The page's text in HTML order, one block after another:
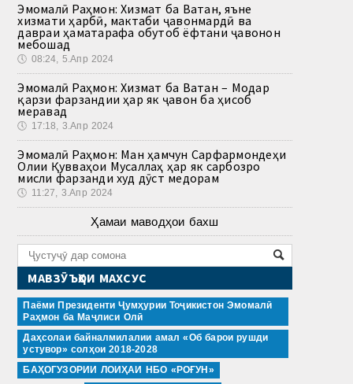
Эмомалӣ Раҳмон: Хизмат ба Ватан, яъне
хизмати ҳарбӣ, мактаби ҷавонмардӣ ва
давраи ҳаматарафа обутоб ёфтани ҷавонон
мебошад
🕔 08:24, 5.Апр 2024
Эмомалӣ Раҳмон: Хизмат ба Ватан – Модар
қарзи фарзандии ҳар як ҷавон ба ҳисоб
меравад
🕔 17:18, 3.Апр 2024
Эмомалӣ Раҳмон: Ман ҳамчун Сарфармондеҳи
Олии Қувваҳои Мусаллаҳ ҳар як сарбозро
мисли фарзанди худ дӯст медорам
🕔 11:27, 3.Апр 2024
Ҳамаи маводҳои бахш
МАВЗӮЪҲОИ МАХСУС
Паёми Президенти Ҷумҳурии Тоҷикистон Эмомалӣ
Раҳмон ба Маҷлиси Олӣ
Даҳсолаи байналмилалии амал «Об барои рушди
устувор» солҳои 2018-2028
БАҲОГУЗОРИИ ЛОИҲАИ НБО «РОҒУН»